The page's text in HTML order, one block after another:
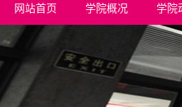
网站首页 学院概况 学院